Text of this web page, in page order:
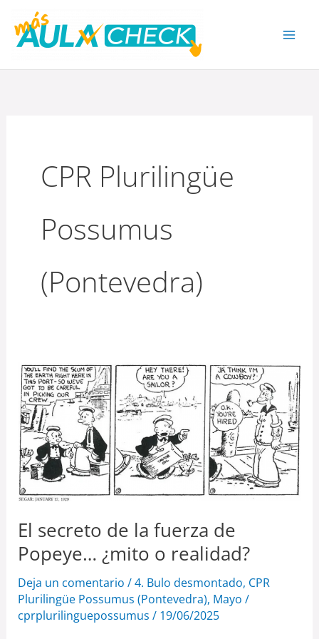
contenido
CPR Plurilingüe
Possumus
(Pontevedra)
El secreto de la fuerza de
Popeye… ¿mito o realidad?
Deja un comentario /4. Bulo desmontado, CPR
Plurilingüe Possumus (Pontevedra), Mayo /
cprplurilinguepossumus / 19/06/2025
El
secreto
de
la
fuerza
de
Popeye…
o
realidad?